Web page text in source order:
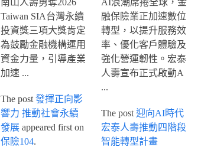
Taiwan SIA台灣永續
投資獎三項大獎肯定
為鼓勵金融機構運用
資金力量，引導產業
加速 ...
The post 發揮正向影
響力 推動社會永續
發展appeared first on
保險104.
融保險業正加速數位
轉型，以提升服務效
率、優化客戶體驗及
強化營運韌性。宏泰
人壽宣布正式啟動A
...
The post 迎向AI時代
宏泰人壽推動四階段
智能轉型計畫